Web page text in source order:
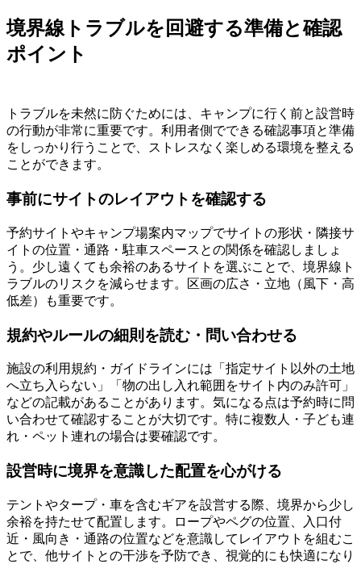
境界線トラブルを回避する準備と確認
ポイント
トラブルを未然に防ぐためには、キャンプに行く前と設営時
の行動が非常に重要です。利用者側でできる確認事項と準備
をしっかり行うことで、ストレスなく楽しめる環境を整える
ことができます。
事前にサイトのレイアウトを確認する
予約サイトやキャンプ場案内マップでサイトの形状・隣接サ
イトの位置・通路・駐車スペースとの関係を確認しましょ
う。少し遠くても余裕のあるサイトを選ぶことで、境界線ト
ラブルのリスクを減らせます。区画の広さ・立地（風下・高
低差）も重要です。
規約やルールの細則を読む・問い合わせる
施設の利用規約・ガイドラインには「指定サイト以外の土地
へ立ち入らない」「物の出し入れ範囲をサイト内のみ許可」
などの記載があることがあります。気になる点は予約時に問
い合わせて確認することが大切です。特に複数人・子ども連
れ・ペット連れの場合は要確認です。
設営時に境界を意識した配置を心がける
テントやタープ・車を含むギアを設営する際、境界から少し
余裕を持たせて配置します。ロープやペグの位置、入口付
近・風向き・通路の位置などを意識してレイアウトを組むこ
とで、他サイトとの干渉を予防でき、視覚的にも快適になり